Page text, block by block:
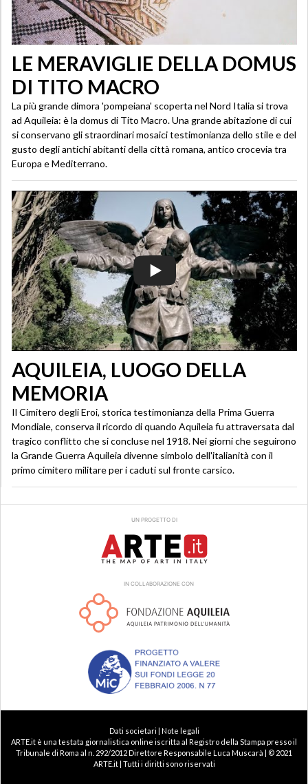
LE MERAVIGLIE DELLA DOMUS
DI TITO MACRO
La più grande dimora 'pompeiana' scoperta nel Nord Italia si trova
ad Aquileia: è la domus di Tito Macro. Una grande abitazione di cui
si conservano gli straordinari mosaici testimonianza dello stile e del
gusto degli antichi abitanti della città romana, antico crocevia tra
Europa e Mediterrano.
AQUILEIA, LUOGO DELLA
MEMORIA
Il Cimitero degli Eroi, storica testimonianza della Prima Guerra
Mondiale, conserva il ricordo di quando Aquileia fu attraversata dal
tragico conflitto che si concluse nel 1918. Nei giorni che seguirono
la Grande Guerra Aquileia divenne simbolo dell'italianità con il
primo cimitero militare per i caduti sul fronte carsico.
UN PROGETTO DI
IN COLLABORAZIONE CON
Dati societari | Note legali
ARTE.it è una testata giornalistica online iscritta al Registro della Stampa presso il
Tribunale di Roma al n. 292/2012 Direttore Responsabile Luca Muscarà | © 2021
ARTE.it | Tutti i diritti sono riservati